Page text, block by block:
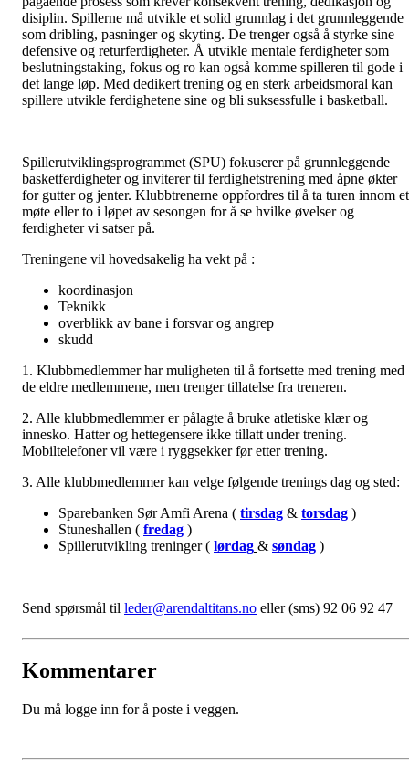
disiplin. Spillerne må utvikle et solid grunnlag i det grunnleggende
som dribling, pasninger og skyting. De trenger også å styrke sine
defensive og returferdigheter. Å utvikle mentale ferdigheter som
beslutningstaking, fokus og ro kan også komme spilleren til gode i
det lange løp. Med dedikert trening og en sterk arbeidsmoral kan
spillere utvikle ferdighetene sine og bli suksessfulle i basketball.
Spillerutviklingsprogrammet (SPU) fokuserer på grunnleggende
basketferdigheter og inviterer til ferdighetstrening med åpne økter
for gutter og jenter. Klubbtrenerne oppfordres til å ta turen innom et
møte eller to i løpet av sesongen for å se hvilke øvelser og
ferdigheter vi satser på.
Treningene vil hovedsakelig ha vekt på :
koordinasjon
Teknikk
overblikk av bane i forsvar og angrep
skudd
1. Klubbmedlemmer har muligheten til å fortsette med trening med
de eldre medlemmene, men trenger tillatelse fra treneren.
2. Alle klubbmedlemmer er pålagte å bruke atletiske klær og
innesko. Hatter og hettegensere ikke tillatt under trening.
Mobiltelefoner vil være i ryggsekker før etter trening.
3. Alle klubbmedlemmer kan velge følgende trenings dag og sted:
Sparebanken Sør Amfi Arena ( tirsdag & torsdag )
Stuneshallen ( fredag )
Spillerutvikling treninger ( lørdag & søndag )
Send spørsmål til leder@arendaltitans.no eller (sms) 92 06 92 47
Kommentarer
Du må logge inn for å poste i veggen.